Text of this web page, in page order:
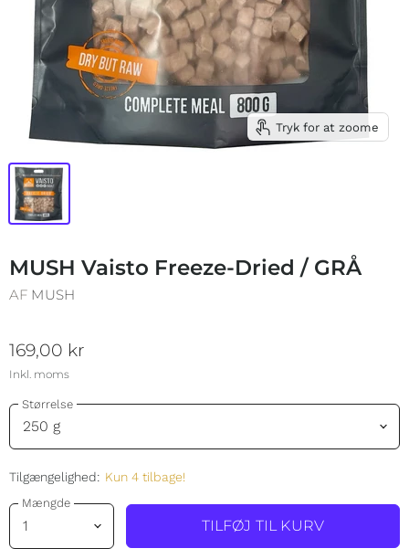
Tryk for at zoome
MUSH Vaisto Freeze-Dried / GRÅ
AF MUSH
169,00 kr
Inkl. moms
Størrelse
Tilgængelighed: Kun 4 tilbage!
Mængde
TILFØJ TIL KURV